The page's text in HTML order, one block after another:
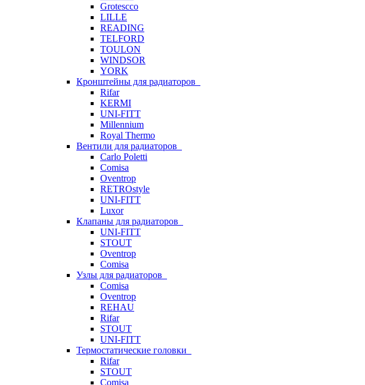
Grotescco
LILLE
READING
TELFORD
TOULON
WINDSOR
YORK
Кронштейны для радиаторов
Rifar
KERMI
UNI-FITT
Millennium
Royal Thermo
Вентили для радиаторов
Carlo Poletti
Comisa
Oventrop
RETROstyle
UNI-FITT
Luxor
Клапаны для радиаторов
UNI-FITT
STOUT
Oventrop
Comisa
Узлы для радиаторов
Comisa
Oventrop
REHAU
Rifar
STOUT
UNI-FITT
Термостатические головки
Rifar
STOUT
Comisa